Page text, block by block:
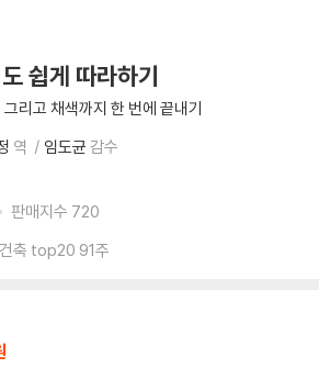
쉽게 따라하기
리고 채색까지 한 번에 끝내기
역 임도균 감수
판매지수 720
건축 top20 91주